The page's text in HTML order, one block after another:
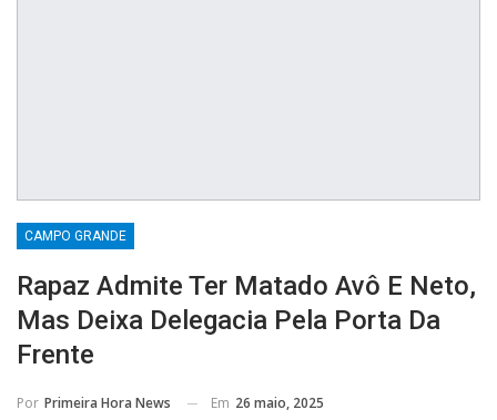
CAMPO GRANDE
Rapaz Admite Ter Matado Avô E Neto,
Mas Deixa Delegacia Pela Porta Da
Frente
Por Primeira Hora News Em 26 maio, 2025